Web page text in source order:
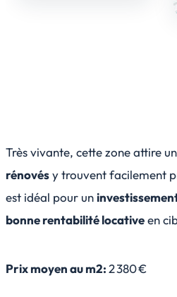
Très vivante, cette zone attire
rénovésy trouvent facilement
est idéal pour un
bonne rentabilité locativeen
Prix moyen au m2:2 380 €